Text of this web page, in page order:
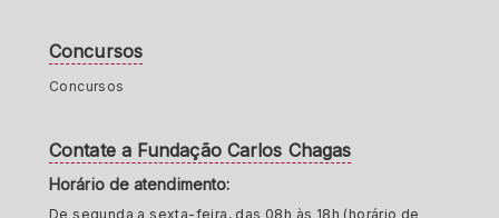
Concursos
Concursos
Contate a Fundação Carlos Chagas
Horário de atendimento:
De segunda a sexta-feira, das 08h às 18h (horário de